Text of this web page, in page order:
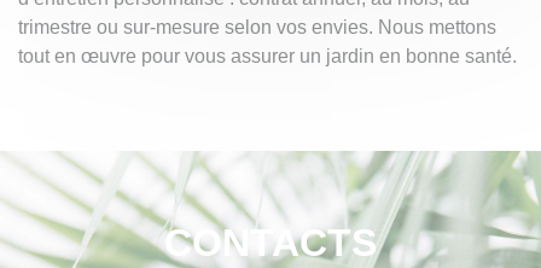
trimestre ou sur-mesure selon vos envies. Nous mettons
tout en œuvre pour vous assurer un jardin en bonne santé.
CONTACTS